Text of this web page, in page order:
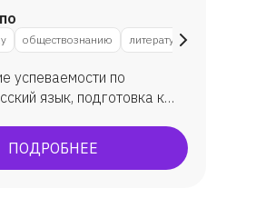
обществознанию литературе
успеваемости по
язык, подготовка к
к ВПР по
Мои выпускники
ПОДРОБНЕЕ